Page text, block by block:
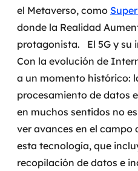
el Metaverso, como
donde la Realidad
protagonista.
El 5G y su
Con la evolución de
a un momento histórico:
procesamiento de datos
en muchos sentidos no
ver avances en el campo
esta tecnología, que
recopilación de datos e